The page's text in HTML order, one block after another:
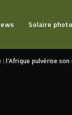
Solaire
l’Afrique pulvérise